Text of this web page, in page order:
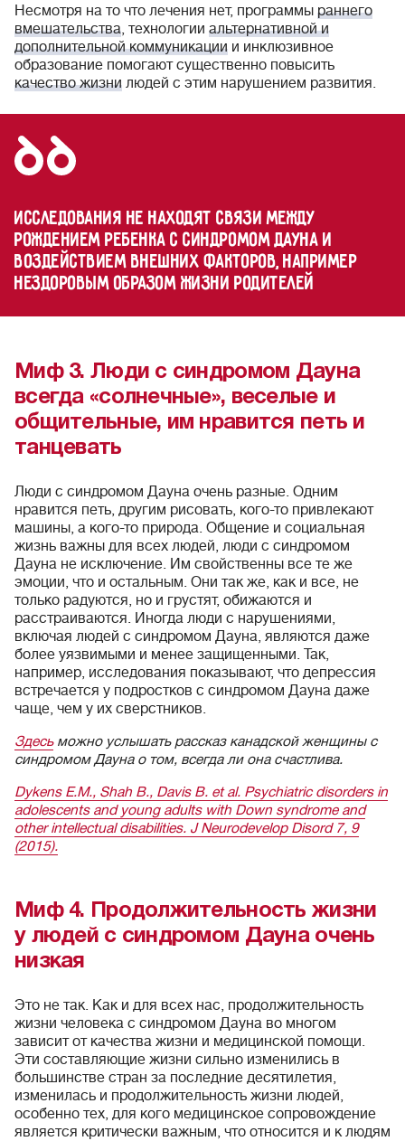
Несмотря на то что лечения нет, программы раннего
вмешательства, технологии альтернативной и
дополнительной коммуникации и инклюзивное
образование помогают существенно повысить
качество жизни людей с этим нарушением развития.
Исследования не находят связи между
рождением ребенка с синдромом Дауна и
воздействием внешних факторов, например
нездоровым образом жизни родителей
Миф 3. Люди с синдромом Дауна
всегда «солнечные», веселые и
общительные, им нравится петь и
танцевать
Люди с синдромом Дауна очень разные. Одним
нравится петь, другим рисовать, кого-то привлекают
машины, а кого-то природа. Общение и социальная
жизнь важны для всех людей, люди с синдромом
Дауна не исключение. Им свойственны все те же
эмоции, что и остальным. Они так же, как и все, не
только радуются, но и грустят, обижаются и
расстраиваются. Иногда люди с нарушениями,
включая людей с синдромом Дауна, являются даже
более уязвимыми и менее защищенными. Так,
например, исследования показывают, что депрессия
встречается у подростков с синдромом Дауна даже
чаще, чем у их сверстников.
Здесьможно услышать рассказ канадской женщины с
синдромом Дауна о том, всегда ли она счастлива.
Dykens E.M., Shah B., Davis B. et al. Psychiatric disorders in
adolescents and young adults with Down syndrome and
other intellectual disabilities. J Neurodevelop Disord 7, 9
(2015).
Миф 4. Продолжительность жизни
у людей с синдромом Дауна очень
низкая
Это не так. Как и для всех нас, продолжительность
жизни человека с синдромом Дауна во многом
зависит от качества жизни и медицинской помощи.
Эти составляющие жизни сильно изменились в
большинстве стран за последние десятилетия,
изменилась и продолжительность жизни людей,
особенно тех, для кого медицинское сопровождение
является критически важным, что относится и к людям